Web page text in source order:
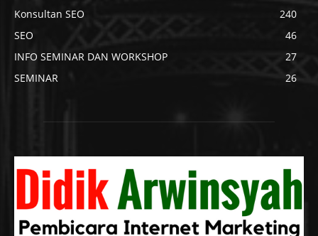
Konsultan SEO
240
SEO
46
INFO SEMINAR DAN WORKSHOP
27
SEMINAR
26